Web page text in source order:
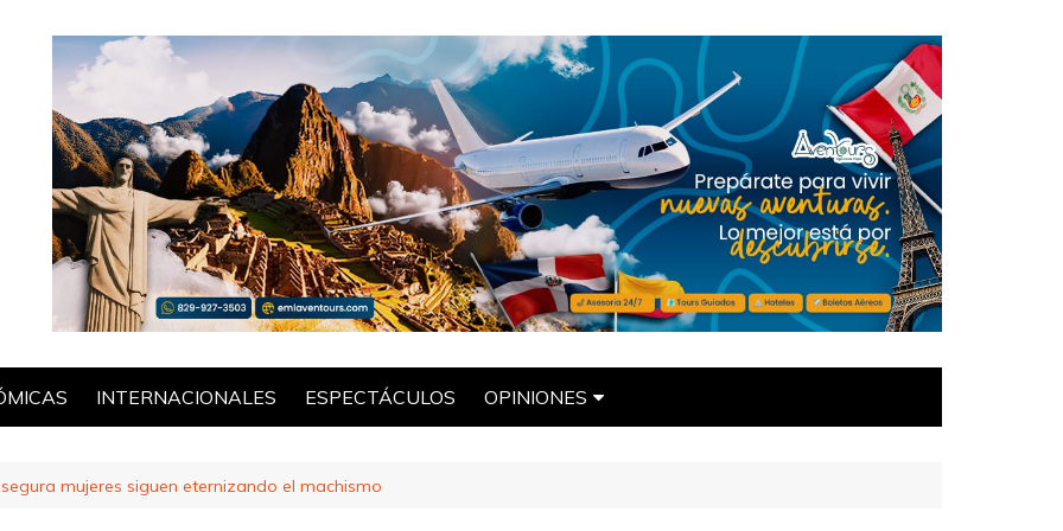
INTERNACIONALES ESPECTÁCULOS OPINIONES
mujeres siguen eternizando el machismo